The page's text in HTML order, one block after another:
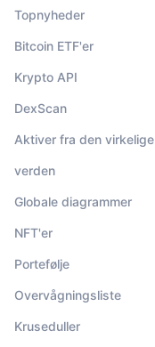
Topnyheder
Bitcoin ETF'er
Krypto API
DexScan
Aktiver fra den virkelige
verden
Globale diagrammer
NFT'er
Portefølje
Overvågningsliste
Kruseduller